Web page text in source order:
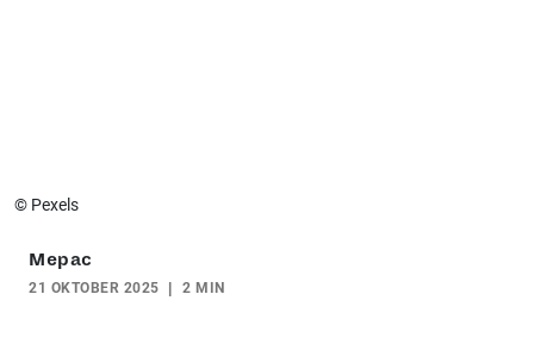
© Pexels
Mepac
21 OKTOBER 2025 2 MIN